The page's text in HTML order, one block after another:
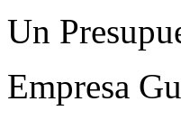
Un
Empresa